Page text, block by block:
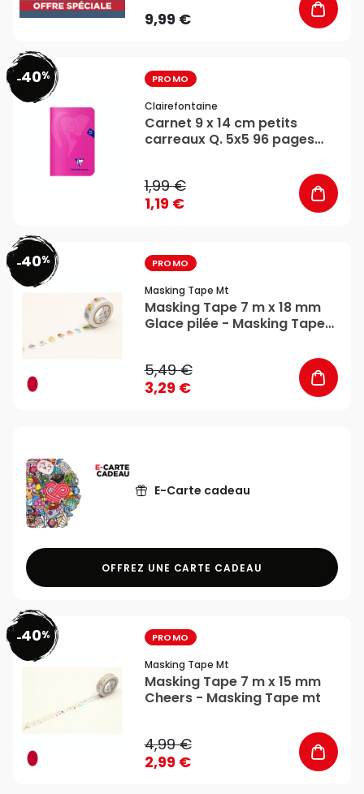
9,99 €
-40% PROMO
Clairefontaine
Carnet 9 x 14 cm petits
carreaux Q. 5x5 96 pages
1,99 €
1,19 €
-40% PROMO
Masking Tape Mt
Masking Tape 7 m x 18 mm
Glace pilée - Masking Tape
5,49 €
3,29 €
E-Carte cadeau
OFFREZ UNE CARTE CADEAU
-40% PROMO
Masking Tape Mt
Masking Tape 7 m x 15 mm
Cheers - Masking Tape mt
4,99 €
2,99 €